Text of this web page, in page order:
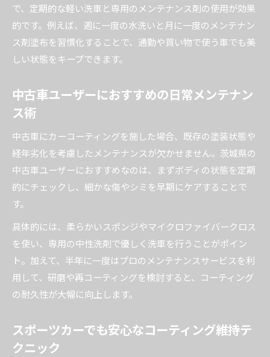
で、定期的な軽い洗車と専用のメンテナンス剤の使用が効果
的です。例えば、週に一度の水洗いと月に一度のメンテナン
ス剤塗布を習慣化することで、通勤や買い物で使う車でも美
しい状態をキープできます。
中古車ユーザーにおすすめの日常メンテナン
ス術
中古車にカーコーティングを施した場合、既存の塗装状態や
経年劣化を考慮したメンテナンスが欠かせません。茨城県の
中古車ユーザーにおすすめなのは、まずボディの状態を定期
的にチェックし、細かな傷やシミを早期にケアすることで
す。
具体的には、柔らかいスポンジやマイクロファイバークロス
を使い、専用の中性洗剤で優しく洗車を行うことがポイン
ト。加えて、半年に一度はプロのメンテナンスサービスを利
用して、研磨や再コーティングを検討すると、コーティング
の耐久性が大幅に向上します。
スポーツカーでも安心なコーティング維持テ
クニック